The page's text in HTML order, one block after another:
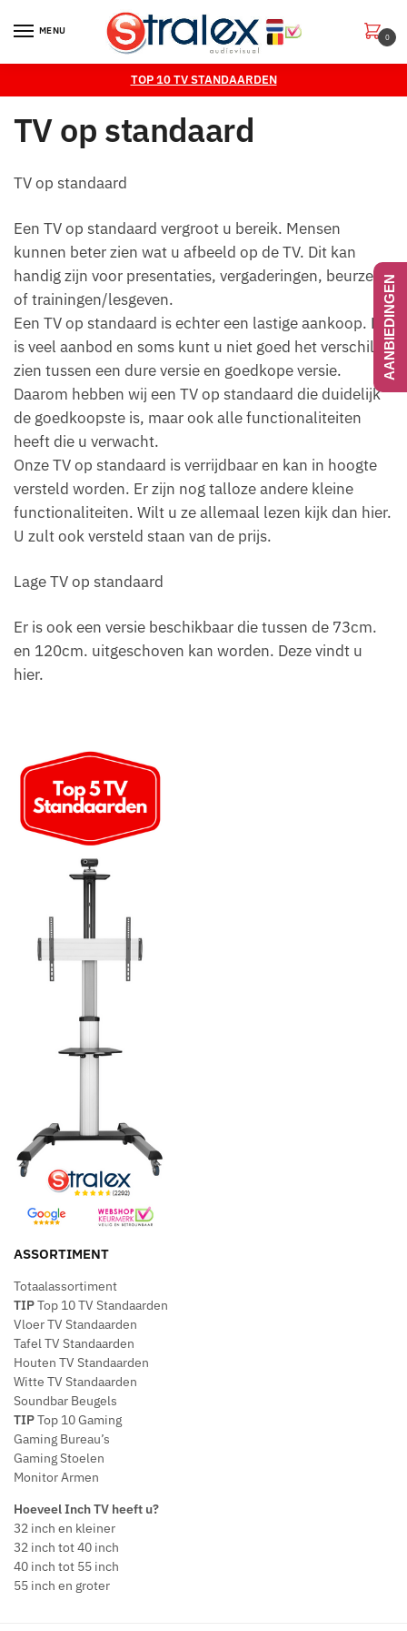
MENU
0
TOP 10 TV STANDAARDEN
TV op standaard
TV op standaard
Een TV op standaard vergroot u bereik. Mensen
kunnen beter zien wat u afbeeld op de TV. Dit kan
handig zijn voor presentaties, vergaderingen, beurzen
of trainingen/lesgeven.
Een TV op standaard is echter een lastige aankoop. Er
is veel aanbod en soms kunt u niet goed het verschil
zien tussen een dure versie en goedkope versie.
Daarom hebben wij een TV op standaard die duidelijk
de goedkoopste is, maar ook alle functionaliteiten
heeft die u verwacht.
Onze TV op standaard is verrijdbaar en kan in hoogte
versteld worden. Er zijn nog talloze andere kleine
functionaliteiten. Wilt u ze allemaal lezen kijk dan hier.
U zult ook versteld staan van de prijs.
Lage TV op standaard
Er is ook een versie beschikbaar die tussen de 73cm.
en 120cm. uitgeschoven kan worden. Deze vindt u
hier.
ASSORTIMENT
Totaalassortiment
TIPTop 10 TV Standaarden
Vloer TV Standaarden
Tafel TV Standaarden
Houten TV Standaarden
Witte TV Standaarden
Soundbar Beugels
TIPTop 10 Gaming
Gaming Bureau’s
Gaming Stoelen
Monitor Armen
Hoeveel Inch TV heeft u?
32 inch en kleiner
32 inch tot 40 inch
40 inch tot 55 inch
55 inch en groter
AANBIEDINGEN